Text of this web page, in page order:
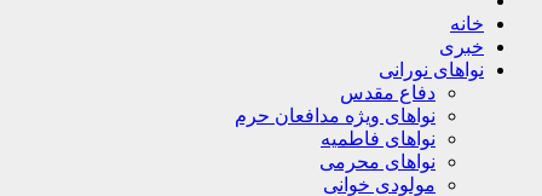
خانه
خبری
نواهای نورانی
دفاع مقدس
نواهای ویژه مدافعان حرم
نواهای فاطمیه
نواهای محرمی
مولودی خوانی